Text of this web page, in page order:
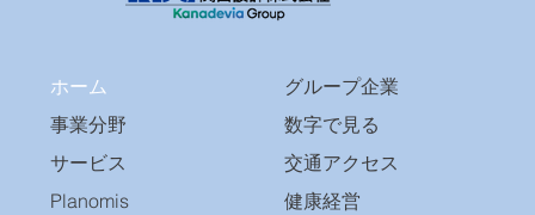
ホーム
事業分野
サービス
Planomis
グループ企業
数字で見る
交通アクセス
健康経営